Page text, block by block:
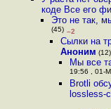
коде Все его
Это не так,
(45) –2
Сылки на
Аноним
Мы все
19:56 , 01-
Brotli
lossless-